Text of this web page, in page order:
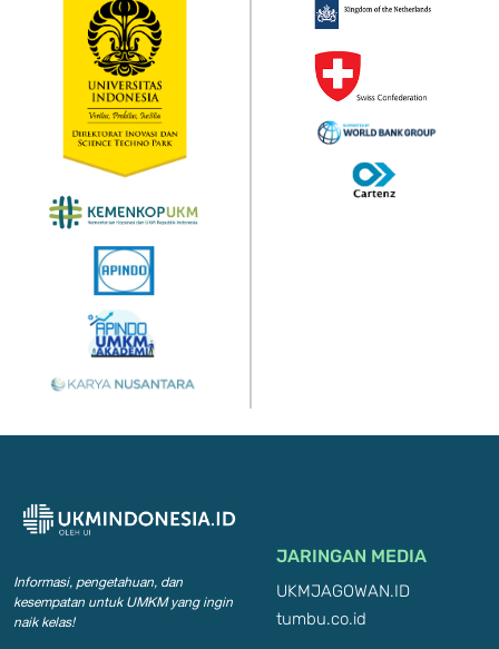
Informasi, pengetahuan, dan
kesempatan untuk UMKM yang ingin
naik kelas!
JARINGAN MEDIA
UKMJAGOWAN.ID
tumbu.co.id